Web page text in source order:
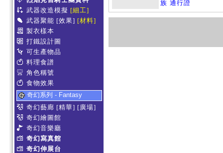
武器改造模擬 [細工]
武器聚能 [效果] [材料]
製衣樣本
打鐵設計圖
可生產物品
料理食譜
角色稱號
食物效果
奇幻系列 - Fantasy
奇幻藝廊 [精華] [廣場]
奇幻繪圖館
奇幻音樂廳
奇幻寫真館
奇幻伸展台
族 通行證